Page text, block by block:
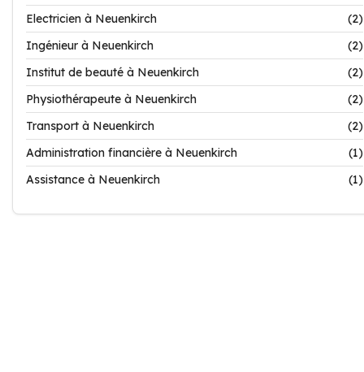
Electricien à Neuenkirch
(2)
Ingénieur à Neuenkirch
(2)
Institut de beauté à Neuenkirch
(2)
Physiothérapeute à Neuenkirch
(2)
Transport à Neuenkirch
(2)
Administration financière à Neuenkirch
(1)
Assistance à Neuenkirch
(1)